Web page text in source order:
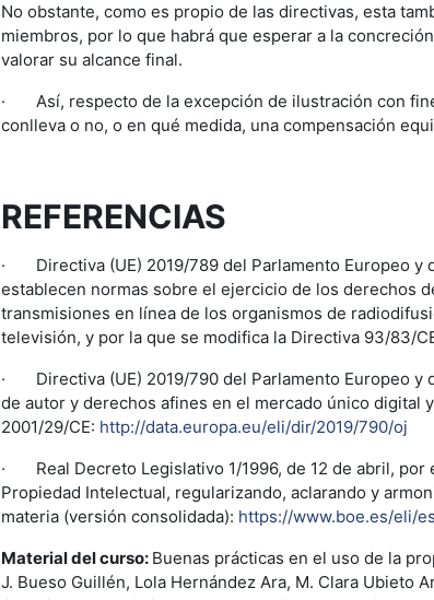
No obstante, como es propio de las directivas, esta
miembros, por lo que habrá que esperar a la
valorar su alcance final.
· Así, respecto de la excepción de ilustración con
conlleva o no, o en qué medida, una compensación
REFERENCIAS
· Directiva (UE) 2019/789 del Parlamento Europeo
establecen normas sobre el ejercicio de los derechos
transmisiones en línea de los organismos de
televisión, y por la que se modifica la Directiva 93/83/
· Directiva (UE) 2019/790 del Parlamento Europeo
de autor y derechos afines en el mercado único digital
2001/29/CE: http://data.europa.eu/eli/dir/2019/790/oj
· Real Decreto Legislativo 1/1996, de 12 de abril,
Propiedad Intelectual, regularizando, aclarando y
materia (versión consolidada): https://www.boe.es/eli/
Material del curso: Buenas prácticas en el uso de la
J. Bueso Guillén, Lola Hernández Ara, M. Clara Ubieto